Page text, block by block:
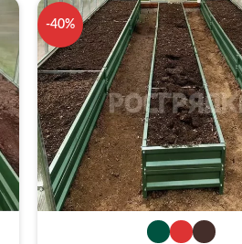
-40%